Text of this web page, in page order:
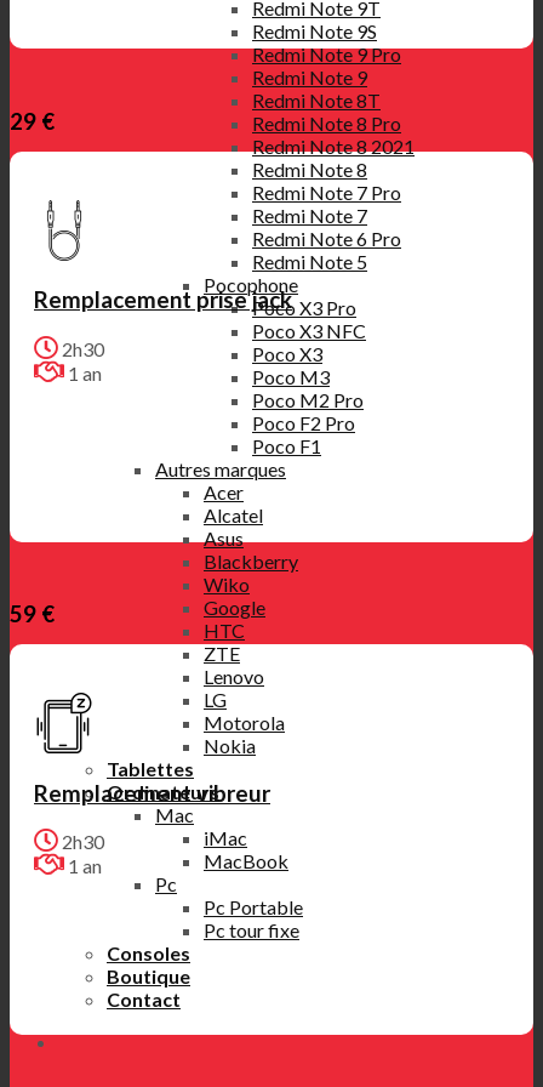
Redmi Note 9T
Redmi Note 9S
Redmi Note 9 Pro
Redmi Note 9
Redmi Note 8T
Redmi Note 8 Pro
Redmi Note 8 2021
Redmi Note 8
Redmi Note 7 Pro
Redmi Note 7
Redmi Note 6 Pro
Redmi Note 5
Pocophone
Poco X3 Pro
Poco X3 NFC
Poco X3
Poco M3
Poco M2 Pro
Poco F2 Pro
Poco F1
Autres marques
Acer
Alcatel
Asus
Blackberry
Wiko
Google
HTC
ZTE
Lenovo
LG
Motorola
Nokia
Tablettes
Ordinateurs
Mac
iMac
MacBook
Pc
Pc Portable
Pc tour fixe
Consoles
Boutique
Contact
29 €
Remplacement prise jack
2h30
1 an
59 €
Remplacement vibreur
2h30
1 an